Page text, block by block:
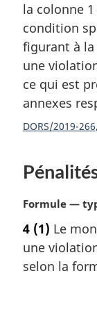
g
i
n
a
e
:
la colonne
condition
figurant à la
une
ce qui est
annexes
DORS/2019-
N
t
e
m
Formule —
4 (1) Le
une
selon la